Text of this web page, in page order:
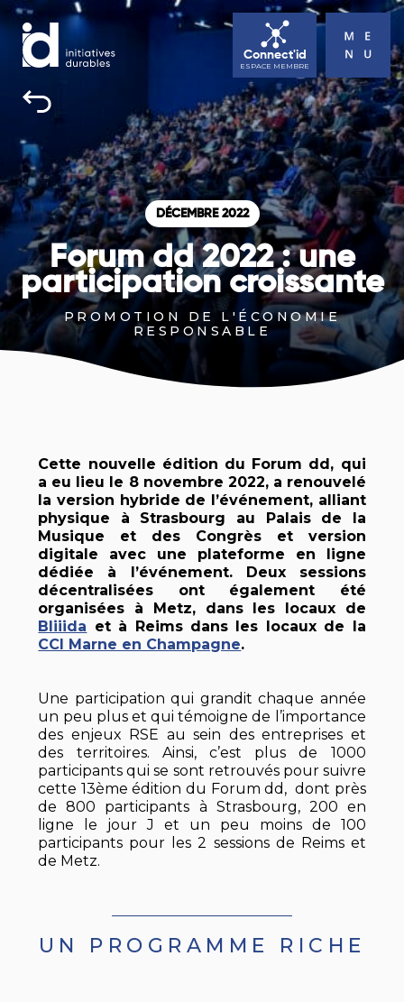
INITIATIVES DURABLES
TOUS UNE BONNE RAISON D’AGIR
ACTUALITÉS
AGENDA
CONTACT
Connect'id
ESPACE MEMBRE
DÉCEMBRE 2022
Forum dd 2022 : une
participation croissante
PROMOTION DE L'ÉCONOMIE
RESPONSABLE
Cette nouvelle édition du Forum dd, qui
a eu lieu le 8 novembre 2022, a renouvelé
la version hybride de l’événement, alliant
physique à Strasbourg au Palais de la
Musique et des Congrès et version
digitale avec une plateforme en ligne
dédiée à l’événement. Deux sessions
décentralisées ont également été
organisées à Metz, dans les locaux de
Bliiida et à Reims dans les locaux de la
CCI Marne en Champagne.
Une participation qui grandit chaque année
un peu plus et qui témoigne de l’importance
des enjeux RSE au sein des entreprises et
des territoires. Ainsi, c’est plus de 1000
participants qui se sont retrouvés pour suivre
cette 13ème édition du Forum dd, dont près
de 800 participants à Strasbourg, 200 en
ligne le jour J et un peu moins de 100
participants pour les 2 sessions de Reims et
de Metz.
UN PROGRAMME RICHE